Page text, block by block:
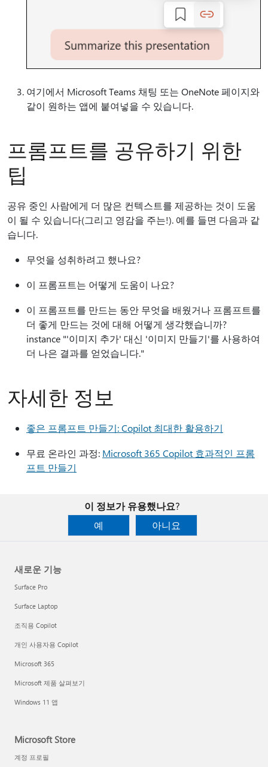
여기에서 Microsoft Teams 채팅 또는 OneNote 페이지와
같이 원하는 앱에 붙여넣을 수 있습니다.
프롬프트를 공유하기 위한
팁
공유 중인 사람에게 더 많은 컨텍스트를 제공하는 것이 도움
이 될 수 있습니다(그리고 영감을 주는!). 예를 들면 다음과 같
습니다.
무엇을 성취하려고 했나요?
이 프롬프트는 어떻게 도움이 나요?
이 프롬프트를 만드는 동안 무엇을 배웠거나 프롬프트를
더 좋게 만드는 것에 대해 어떻게 생각했습니까?
instance "'이미지 추가' 대신 '이미지 만들기'를 사용하여
더 나은 결과를 얻었습니다."
자세한 정보
좋은 프롬프트 만들기: Copilot 최대한 활용하기
무료 온라인 과정: Microsoft 365 Copilot 효과적인 프롬
프트 만들기
이 정보가 유용했나요?
예
아니요
새로운 기능
Surface Pro
Surface Laptop
조직용 Copilot
개인 사용자용 Copilot
Microsoft 365
Microsoft 제품 살펴보기
Windows 11 앱
Microsoft Store
계정 프로필